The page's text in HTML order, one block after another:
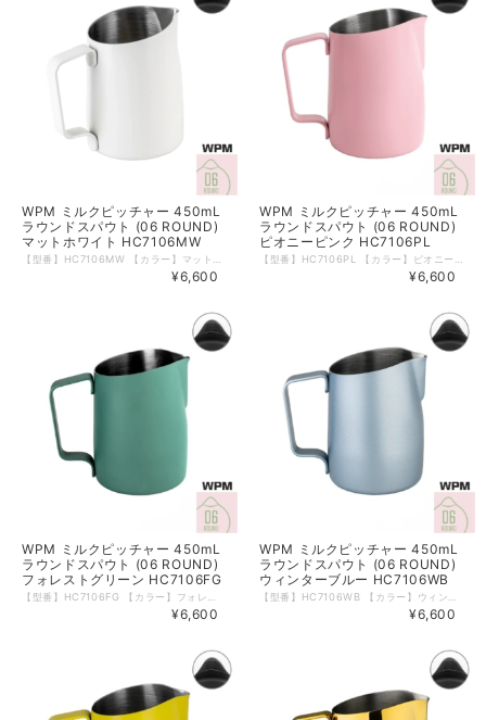
WPM ミルクピッチャー 450mL
ラウンドスパウト (06 ROUND)
マットホワイト HC7106MW
¥6,600
WPM ミルクピッチャー 450mL
ラウンドスパウト (06 ROUND)
ピオニーピンク HC7106PL
¥6,600
WPM ミルクピッチャー 450mL
ラウンドスパウト (06 ROUND)
フォレストグリーン HC7106FG
¥6,600
WPM ミルクピッチャー 450mL
ラウンドスパウト (06 ROUND)
ウィンターブルー HC7106WB
¥6,600